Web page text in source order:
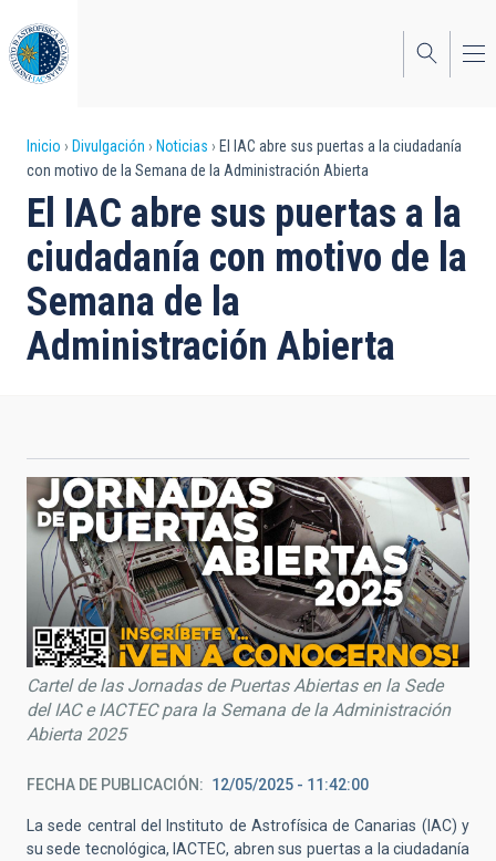
al
contenido
principal
Sobrescribir
enlaces
de
ayuda
a
la
Inicio Divulgación Noticias
El IAC abre sus puertas a la ciudadanía
con motivo de la Semana de la Administración Abierta
El IAC abre sus puertas a la
ciudadanía con motivo de la
Semana de la
Administración Abierta
Cartel de las Jornadas de Puertas Abiertas en la Sede
del IAC e IACTEC para la Semana de la Administración
Abierta 2025
FECHA DE PUBLICACIÓN 12/05/2025 - 11:42:00
La sede central del Instituto de Astrofísica de Canarias (IAC) y
su sede tecnológica, IACTEC, abren sus puertas a la ciudadanía